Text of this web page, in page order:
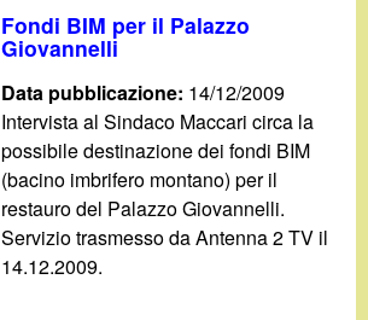
d
i
r
i
c
e
Fondi BIM per il Palazzo
Giovannelli
Data pubblicazione: 14/12/2009
Intervista al Sindaco Maccari circa la
possibile destinazione dei fondi BIM
(bacino imbrifero montano) per il
restauro del Palazzo Giovannelli.
Servizio trasmesso da Antenna 2 TV il
14.12.2009.